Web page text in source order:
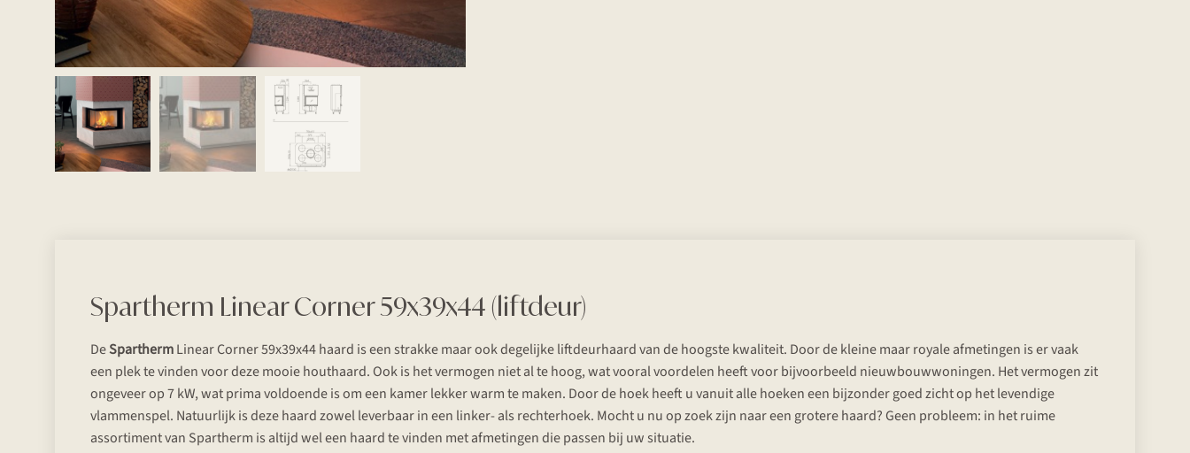
Spartherm Linear Corner 59x39x44 (liftdeur)
DeSparthermLinear Corner 59x39x44 haard is een strakke maar ook degelijke liftdeurhaard van de hoogste kwaliteit. Door de kleine maar royale afmetingen is er vaak
een plek te vinden voor deze mooie houthaard. Ook is het vermogen niet al te hoog, wat vooral voordelen heeft voor bijvoorbeeld nieuwbouwwoningen. Het vermogen zit
ongeveer op 7 kW, wat prima voldoende is om een kamer lekker warm te maken. Door de hoek heeft u vanuit alle hoeken een bijzonder goed zicht op het levendige
vlammenspel. Natuurlijk is deze haard zowel leverbaar in een linker- als rechterhoek. Mocht u nu op zoek zijn naar een grotere haard? Geen probleem: in het ruime
assortiment van Spartherm is altijd wel een haard te vinden met afmetingen die passen bij uw situatie.